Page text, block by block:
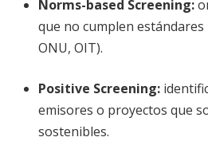
Norms-based Screening:
que no cumplen estándares
ONU, OIT).
Positive Screening:
emisores o proyectos que
sostenibles.